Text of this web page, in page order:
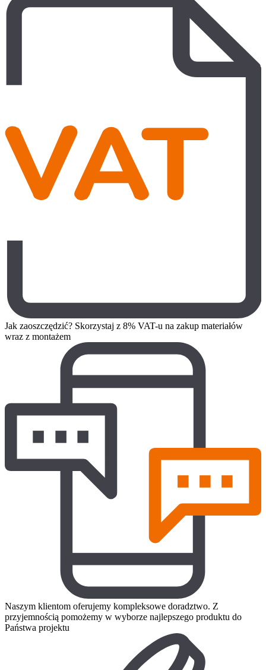
Jak zaoszczędzić? Skorzystaj z 8% VAT-u na zakup materiałów
wraz z montażem
Naszym klientom oferujemy kompleksowe doradztwo. Z
przyjemnością pomożemy w wyborze najlepszego produktu do
Państwa projektu